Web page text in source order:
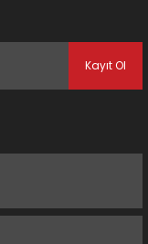
Kayıt Ol